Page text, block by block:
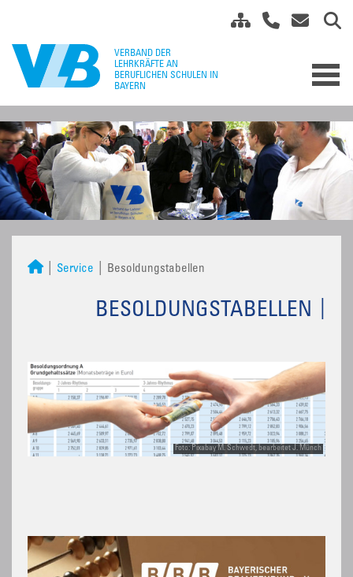
Service Besoldungstabellen
BESOLDUNGSTABELLEN
Foto: Pixabay M. Schwedt, bearbeitet J. Münch